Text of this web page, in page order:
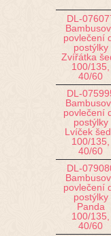
DL-
povlečení
postýlky
Zvířátka
100/135,
40/60
DL-
povlečení
postýlky
Lvíček
100/135,
40/60
DL-
povlečení
postýlky
Panda
100/135,
40/60